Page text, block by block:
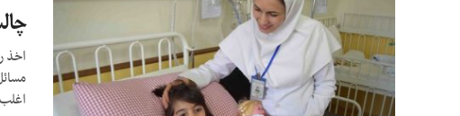
اخذ